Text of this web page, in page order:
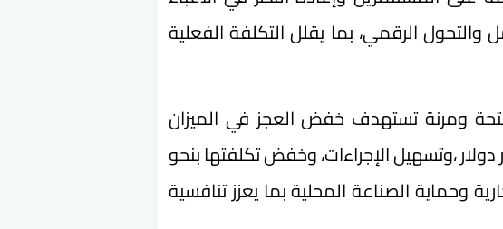
الرقمي، بما يقلل التكلفة الفعلية
ومرنة تستهدف خفض العجز في الميزان
خلال تعظيم الصادرات إلى 145 مليار دولار ،وتسهيل الإجراءات، وخفض تكلفتها بنحو
وحماية الصناعة المحلية بما يعزز تنافسية